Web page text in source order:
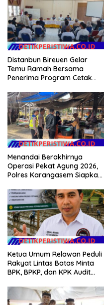
Distanbun Bireuen Gelar
Temu Ramah Bersama
Penerima Program Cetak
Klarifikasi Isu Hoax
Menandai Berakhirnya
Operasi Pekat Agung 2026,
Polres Karangasem Siapkan
Harkamtibmas
Ketua Umum Relawan Peduli
Rakyat Lintas Batas Minta
BPK, BPKP, dan KPK Audit
Kementan Pascabanjir di
Aceh